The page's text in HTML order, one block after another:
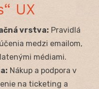
UX
vrstva: Pravidlá
medzi emailom,
médiami.
Nákup a podpora v
na ticketing a